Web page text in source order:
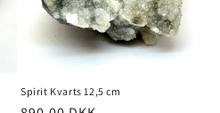
Spirit Kvarts 12,5 cm